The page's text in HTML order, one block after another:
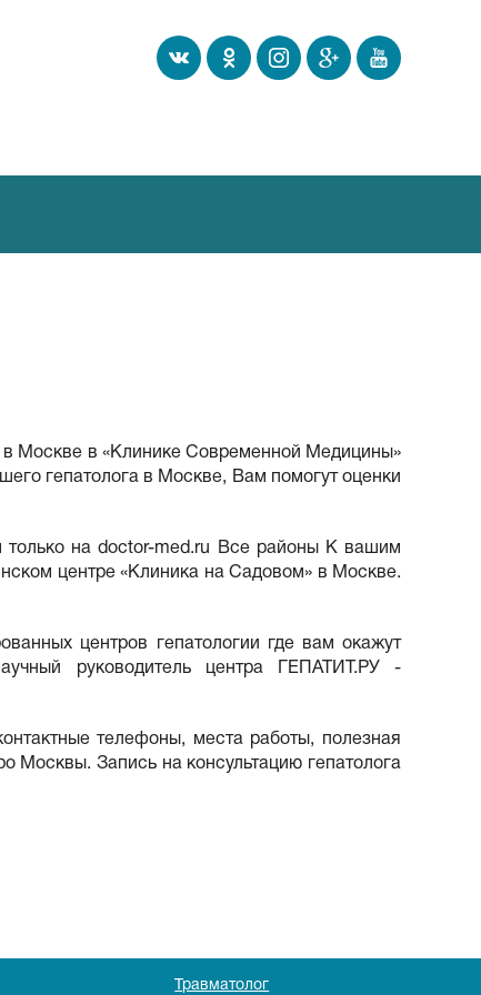
в Москве в «Клинике Современной Медицины»
гепатолога в Москве, Вам помогут оценки
только на doctor-med.ru Все районы К вашим
центре «Клиника на Садовом» в Москве.
центров гепатологии где вам окажут
руководитель центра ГЕПАТИТ.РУ -
телефоны, места работы, полезная
Москвы. Запись на консультацию гепатолога
Травматолог